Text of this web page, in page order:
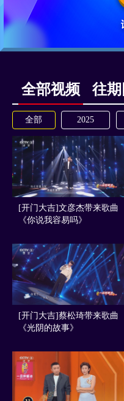
全部视频 往
全部 2025
[开门大吉]文彦杰带来歌曲
《你说我容易吗》
[开门大吉]蔡松琦带来歌曲
《光阴的故事》